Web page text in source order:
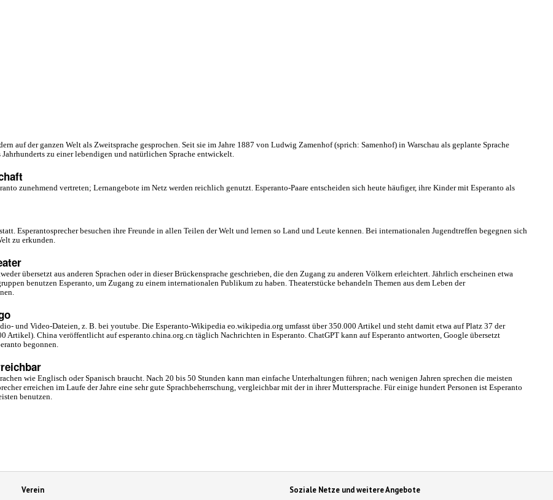
auf der ganzen Welt als Zweitsprache gesprochen. Seit sie im Jahre 1887 von Ludwig Zamenhof (sprich: Samenhof) in Warschau als geplante Sprache
zu einer lebendigen und natürlichen Sprache entwickelt.
zunehmend vertreten; Lernangebote im Netz werden reichlich genutzt. Esperanto-Paare entscheiden sich heute häufiger, ihre Kinder mit Esperanto als
Esperantosprecher besuchen ihre Freunde in allen Teilen der Welt und lernen so Land und Leute kennen. Bei internationalen Jugendtreffen begegnen sich
zu erkunden.
übersetzt aus anderen Sprachen oder in dieser Brückensprache geschrieben, die den Zugang zu anderen Völkern erleichtert. Jährlich erscheinen etwa
benutzen Esperanto, um Zugang zu einem internationalen Publikum zu haben. Theaterstücke behandeln Themen aus dem Leben der
und Video-Dateien, z. B. bei youtube. Die Esperanto-Wikipedia eo.wikipedia.org umfasst über 350.000 Artikel und steht damit etwa auf Platz 37 der
Artikel). China veröffentlicht auf esperanto.china.org.cn täglich Nachrichten in Esperanto. ChatGPT kann auf Esperanto antworten, Google übersetzt
begonnen.
wie Englisch oder Spanisch braucht. Nach 20 bis 50 Stunden kann man einfache Unterhaltungen führen; nach wenigen Jahren sprechen die meisten
erreichen im Laufe der Jahre eine sehr gute Sprachbeherrschung, vergleichbar mit der in ihrer Muttersprache. Für einige hundert Personen ist Esperanto
benutzen.
Verein Soziale Netze und weitere Angebote